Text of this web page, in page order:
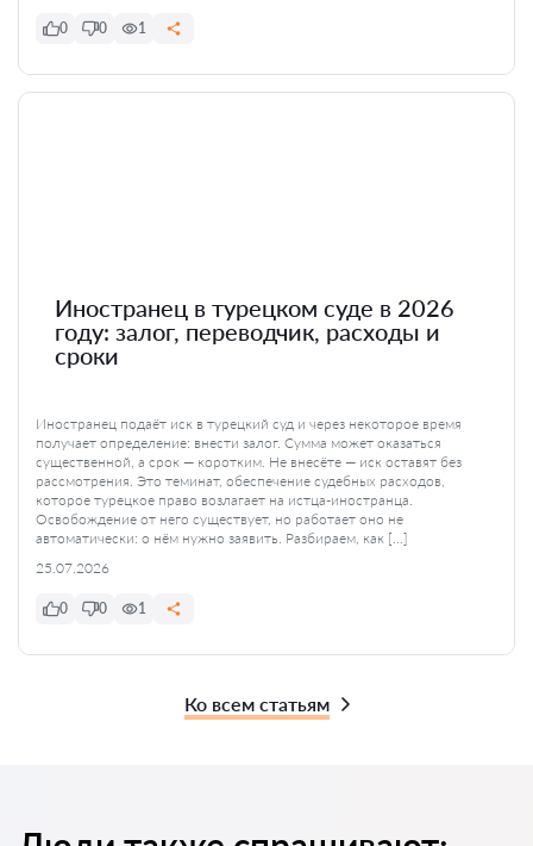
0 0 1
Иностранец в турецком суде в 2026
году: залог, переводчик, расходы и
сроки
Иностранец подаёт иск в турецкий суд и через некоторое время
получает определение: внести залог. Сумма может оказаться
существенной, а срок — коротким. Не внесёте — иск оставят без
рассмотрения. Это теминат, обеспечение судебных расходов,
которое турецкое право возлагает на истца-иностранца.
Освобождение от него существует, но работает оно не
автоматически: о нём нужно заявить. Разбираем, как […]
25.07.2026
0 0 1
Ко всем статьям